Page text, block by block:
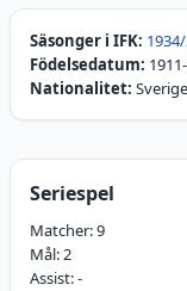
Säsonger i IFK:
Födelsedatum:
Nationalitet: Sverige
Seriespel
Matcher:9
Mål:2
Assist:-